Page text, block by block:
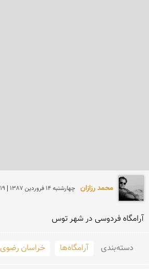
محمد رزازان چهارشنبه 14 فروردين 1387 | 19 سال پیش
آرامگاه فردوسی در شهر توس
دسته‌بندی آرامگاه‌ها خراسان رضوی